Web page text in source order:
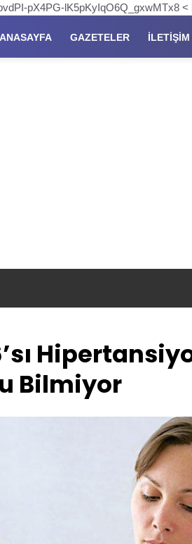
pX4PG-lK5pKyIqO6Q_gxwMTx8 <
ANASAYFA GAZETELER İLETIŞIM
Bilmiyor